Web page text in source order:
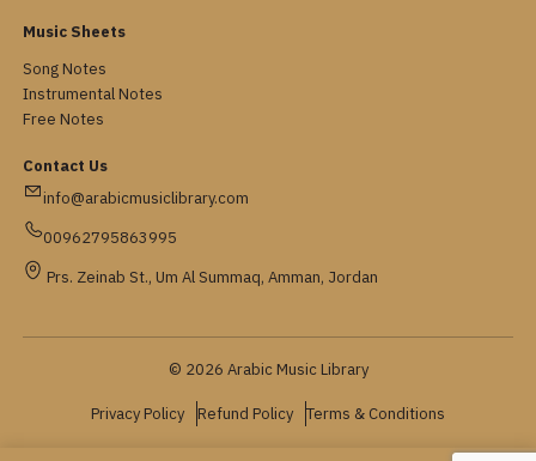
Music Sheets
Song Notes
Instrumental Notes
Free Notes
Contact Us
info@arabicmusiclibrary.com
00962795863995
Prs. Zeinab St., Um Al Summaq, Amman, Jordan
© 2026 Arabic Music Library
Privacy Policy Refund Policy Terms & Conditions